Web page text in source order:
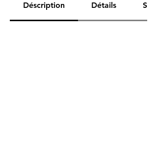
Déscription Détails